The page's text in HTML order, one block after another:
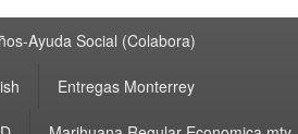
Ayuda Social (Colabora)
Entregas Monterrey